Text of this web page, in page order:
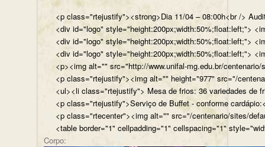
<p class="rtejustify"><strong>Dia 11/04 – 08:00h<br />
<div id="logo" style="height:200px;width:50%;float:left;">
<div id="logo" style="height:200px;width:50%;float:left;">
<div id="logo" style="height:200px;width:50%;float:left;">
<p><img alt="" src="http://www.unifal-mg.edu.br/
<p class="rtejustify"><img alt="" height="977" src="/
<ul><li class="rtejustify"> Mesa de frios: 36 variedades de
<p class="rtejustify">Serviço de Buffet - conforme
<p class="rtecenter"><img alt="" src="/centenario/sites/
<table border="1" cellpadding="1" cellspacing="1"
Corpo: